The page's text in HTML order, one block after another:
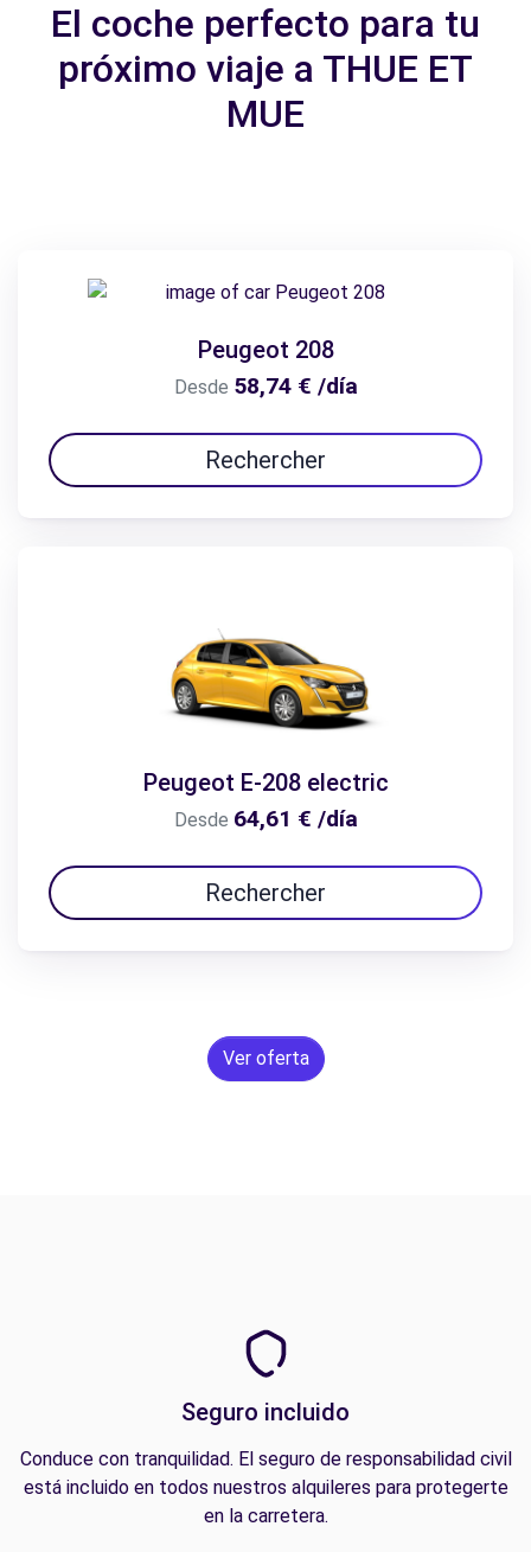
El coche perfecto para tu
próximo viaje a THUE ET
MUE
Peugeot 208
Desde 58,74 € /día
Rechercher
Peugeot E-208 electric
Desde 64,61 € /día
Rechercher
Ver oferta
Seguro incluido
Conduce con tranquilidad. El seguro de responsabilidad civil
está incluido en todos nuestros alquileres para protegerte
en la carretera.